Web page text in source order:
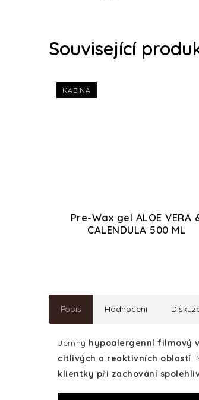
Související
KABINA
Pre-Wax gel ALOE VERA
CALENDULA 500 ML
Popis Hodnocení
Jemný hypoalergenní filmový
citlivých a reaktivních oblastí.
klientky při zachování